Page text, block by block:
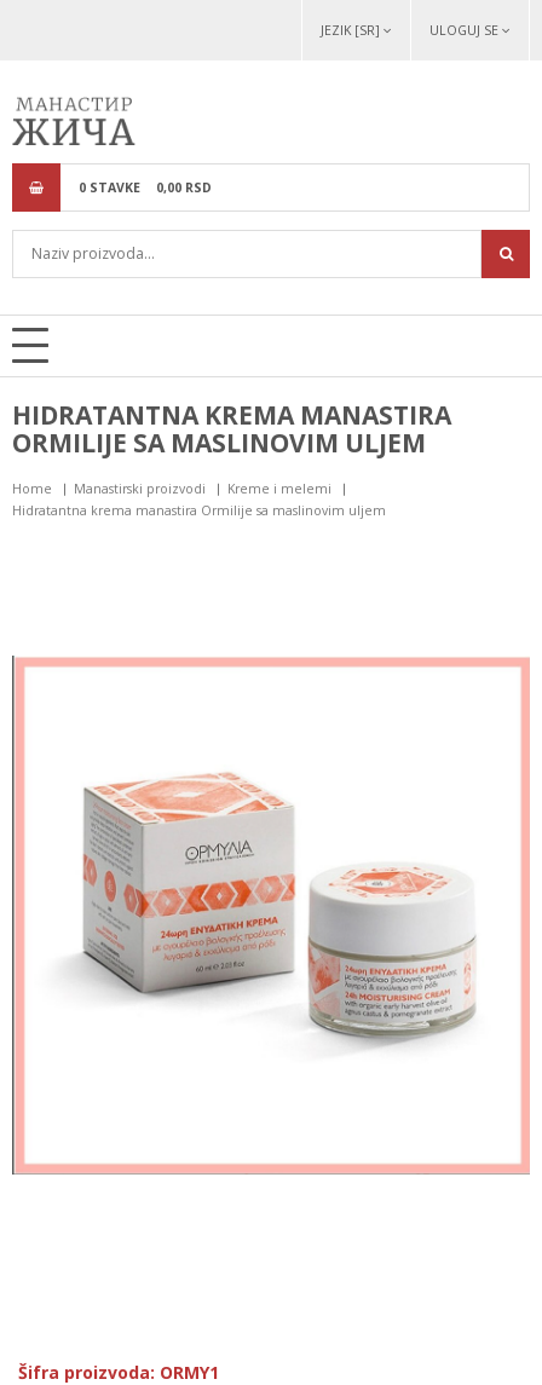
JEZIK [SR] ULOGUJ SE
0 STAVKE 0,00 RSD
HIDRATANTNA KREMA MANASTIRA
ORMILIJE SA MASLINOVIM ULJEM
Home Manastirski proizvodi
Kreme i melemi
Hidratantna krema manastira Ormilije sa maslinovim uljem
Šifra proizvoda: ORMY1